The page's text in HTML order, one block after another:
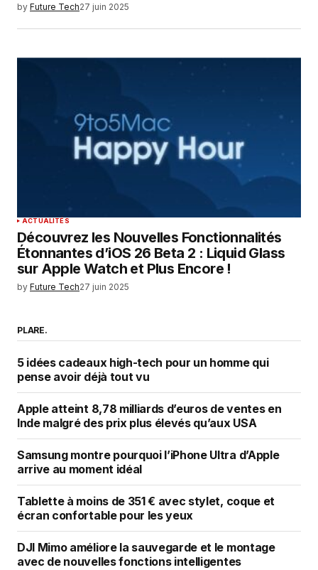
by Future Tech27 juin 2025
ACTUALITÉS
Découvrez les Nouvelles Fonctionnalités
Étonnantes d’iOS 26 Beta 2 : Liquid Glass
sur Apple Watch et Plus Encore !
by Future Tech27 juin 2025
PLARE.
5 idées cadeaux high-tech pour un homme qui
pense avoir déjà tout vu
Apple atteint 8,78 milliards d’euros de ventes en
Inde malgré des prix plus élevés qu’aux USA
Samsung montre pourquoi l’iPhone Ultra d’Apple
arrive au moment idéal
Tablette à moins de 351 € avec stylet, coque et
écran confortable pour les yeux
DJI Mimo améliore la sauvegarde et le montage
avec de nouvelles fonctions intelligentes